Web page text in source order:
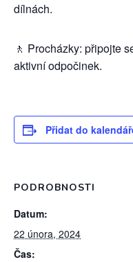
dílnách.
🚶 Procházky: připojte
aktivní odpočinek.
Přidat do
PODROBNOSTI
Datum:
22 února, 2024
Čas: